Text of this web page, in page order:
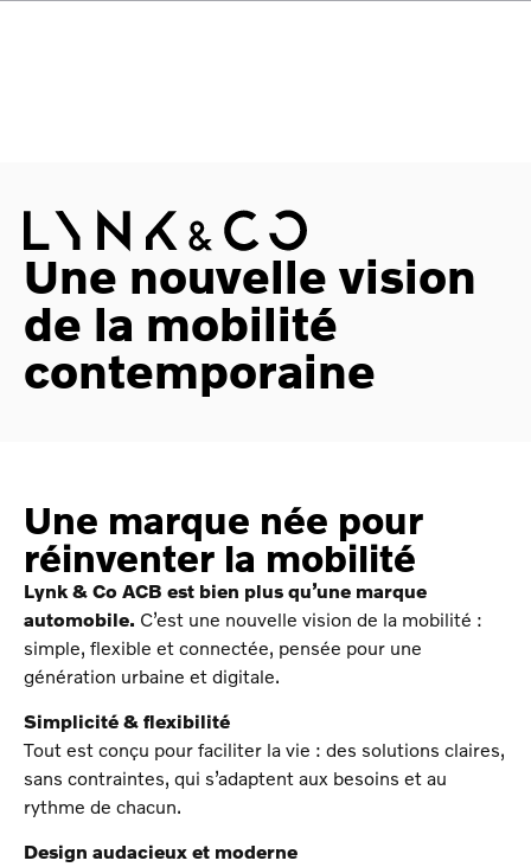
Une nouvelle vision
de la mobilité
contemporaine
Une marque née pour
réinventer la mobilité
Lynk & Co ACB est bien plus qu’une marque
automobile. C’est une nouvelle vision de la mobilité :
simple, flexible et connectée, pensée pour une
génération urbaine et digitale.
Simplicité & flexibilité
Tout est conçu pour faciliter la vie : des solutions claires,
sans contraintes, qui s’adaptent aux besoins et au
rythme de chacun.
Design audacieux et moderne